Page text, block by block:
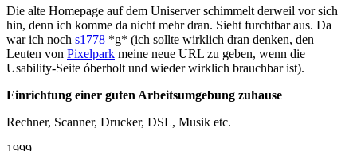
Die alte Homepage auf dem Uniserver schimmelt derweil vor sich
hin, denn ich komme da nicht mehr dran. Sieht furchtbar aus. Da
war ich noch s1778 *g* (ich sollte wirklich dran denken, den
Leuten von Pixelpark meine neue URL zu geben, wenn die
Usability-Seite όberholt und wieder wirklich brauchbar ist).
Einrichtung einer guten Arbeitsumgebung zuhause
Rechner, Scanner, Drucker, DSL, Musik etc.